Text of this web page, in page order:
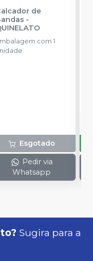
de
-
com 1
Esgotado
Pedir via
Whatsapp
Sugira para a